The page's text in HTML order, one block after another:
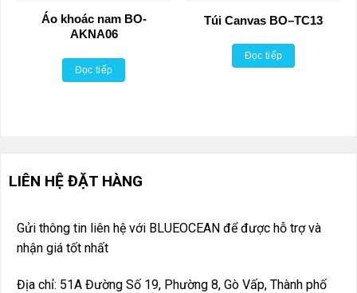
Áo khoác nam BO-
AKNA06
Đọc tiếp
Túi Canvas BO–TC13
Đọc tiếp
LIÊN HỆ ĐẶT HÀNG
Gửi thông tin liên hệ với BLUEOCEAN để được hỗ trợ và
nhận giá tốt nhất
Địa chỉ: 51A Đường Số 19, Phường 8, Gò Vấp, Thành phố